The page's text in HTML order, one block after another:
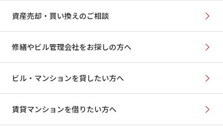
資産売却・買い換えのご相談
修繕やビル管理会社をお探しの方へ
ビル・マンションを貸したい方へ
賃貸マンションを借りたい方へ